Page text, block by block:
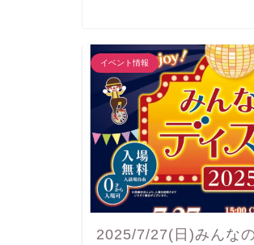
イベント情報
2025/7/27(日)みんな